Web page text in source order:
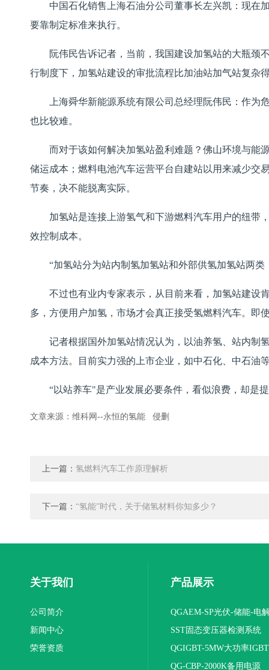
中国石化销售上海石油分公司董事长左兴凯：现在
要靠制定标准来执行。
阮伟民告诉记者，当前，我国建设加氢站的大瓶颈
行制度下，加氢站建设的审批流程比加油站加气站复杂
上海舜华新能源系统有限公司总经理阮伟民：作
也比较难。
而对于该如何解决加氢站盈利难题？佛山环境与能
储运成本；燃料电池汽车运营平台自建站以用来减少交
节奏，决不能脱离实际。
加氢站是连接上游氢气和下游燃料汽车用户的纽带
效控制成本。
“加氢站分为站内制氢加氢站和外部供氢加氢站两
不过也有业内专家表示，从目前来看，加氢站建设
多，方便用户加氢，市场才会真正接受氢燃料汽车。即
记者根据国外加氢站情况认为，以油养氢、站内制
成本方法。目前实力强的上市企业，如中石化、中石油
“以站养车"是产业发展必要条件，看似浪费，却是
文章来源：维科网--永恒的氢能 侵删
上一篇： 氢燃料汽车工作原理解析
下一篇： “氢能”时代，关于储氢材料你知多少？
关于我们
公司简介
新闻中心
荣誉资质
产品展示
QGAEM-SP光伏-储能-电
体化测试平台
SST固态变压器检测系统
QGIGBT-5MW大功率
电源
QG-CBP-2000K备用电源